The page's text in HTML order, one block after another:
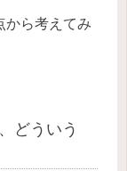
から考えてみ
どういう